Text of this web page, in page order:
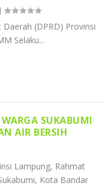
|
(DPRD) Provinsi
Selaku...
SUKABUMI
AIR BERSIH
Lampung, Rahmat
Kota Bandar